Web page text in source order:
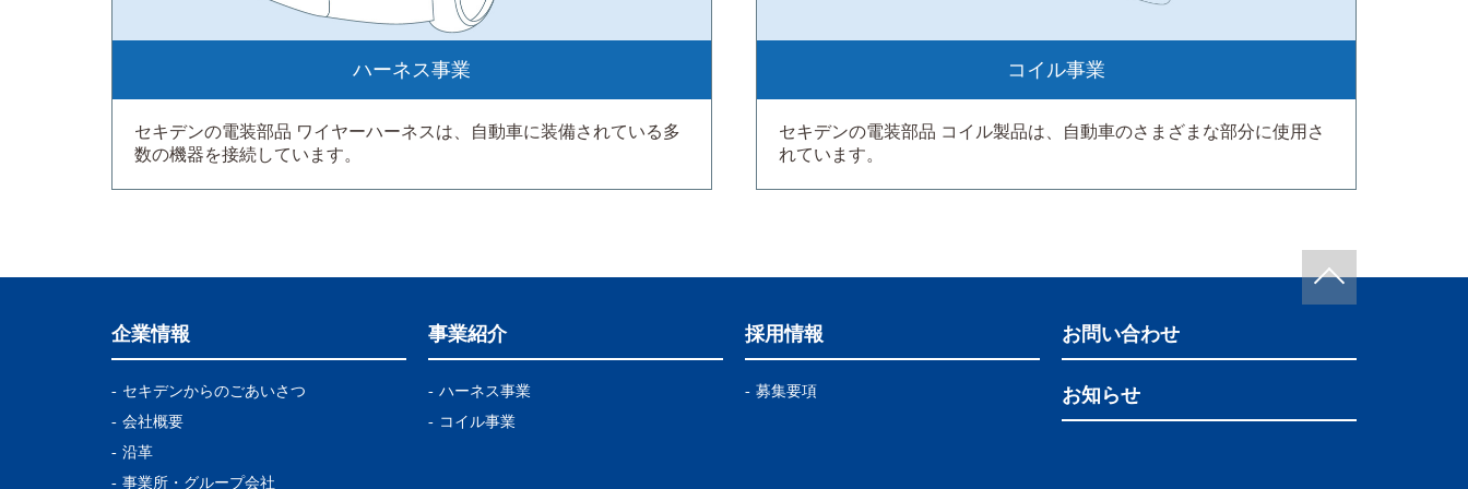
ハーネス事業
セキデンの電装部品 ワイヤーハーネスは、自動車に装備されている多
数の機器を接続しています。
コイル事業
セキデンの電装部品 コイル製品は、自動車のさまざまな部分に使用さ
れています。
企業情報
セキデンからのごあいさつ
会社概要
沿革
事業所・グループ会社
事業紹介
ハーネス事業
コイル事業
採用情報
募集要項
お問い合わせ
お知らせ